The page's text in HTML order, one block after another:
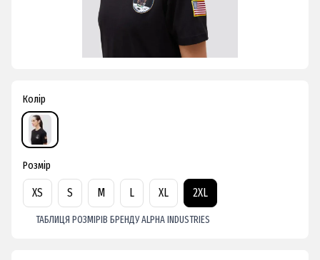
Колір
Розмір
XS S M L XL 2XL
ТАБЛИЦЯ РОЗМІРІВ БРЕНДУ ALPHA INDUSTRIES